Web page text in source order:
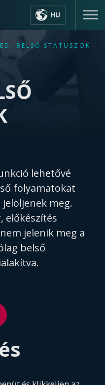
HU
BELSŐ STÁTUSZOK
lehetővé
folyamatokat
meg.
előkészítés
jelenik meg a
belső